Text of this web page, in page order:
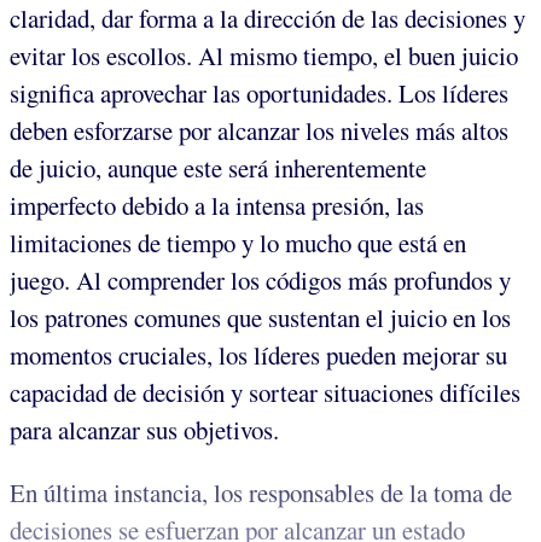
claridad, dar forma a la dirección de las decisiones y
evitar los escollos. Al mismo tiempo, el buen juicio
significa aprovechar las oportunidades. Los líderes
deben esforzarse por alcanzar los niveles más altos
de juicio, aunque este será inherentemente
imperfecto debido a la intensa presión, las
limitaciones de tiempo y lo mucho que está en
juego. Al comprender los códigos más profundos y
los patrones comunes que sustentan el juicio en los
momentos cruciales, los líderes pueden mejorar su
capacidad de decisión y sortear situaciones difíciles
para alcanzar sus objetivos.
En última instancia, los responsables de la toma de
decisiones se esfuerzan por alcanzar un estado